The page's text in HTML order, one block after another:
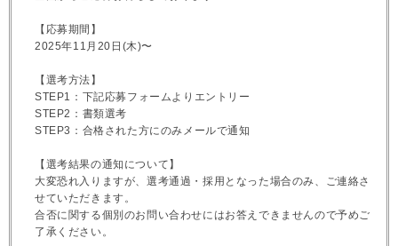
【応募期間】
2025年11月20日(木)〜
【選考方法】
STEP1：下記応募フォームよりエントリー
STEP2：書類選考
STEP3：合格された方にのみメールで通知
【選考結果の通知について】
大変恐れ入りますが、選考通過・採用となった場合のみ、ご連絡さ
せていただきます。
合否に関する個別のお問い合わせにはお答えできませんので予めご
了承ください。